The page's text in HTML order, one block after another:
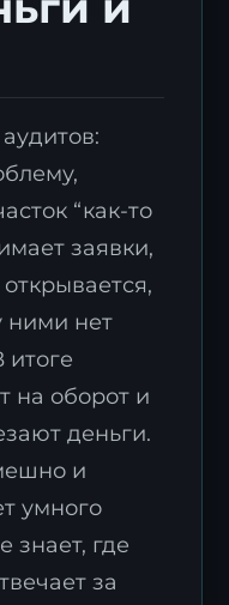
“как-то
заявки,
ними нет
итоге
на оборот и
деньги.
и
умного
знает, где
за